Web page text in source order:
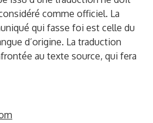
comme officiel. La
qui fasse foi est celle du
d’origine. La traduction
au texte source, qui fera